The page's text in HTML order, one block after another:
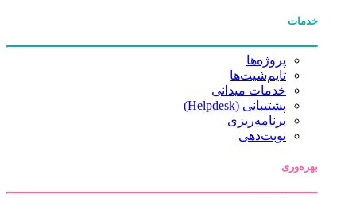
خدمات
پروژه‌ها
تایم‌شیت‌ها
خدمات میدانی
پشتیبانی (Helpdesk)
برنامه‌ریزی
نوبت‌دهی
بهره‌وری